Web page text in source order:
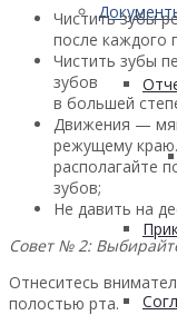
Чистить зубы
после каждого
Чистить зубы
зубов
в большей
Движения —
режущему
располагайте
зубов;
Не давить на
Совет № 2:
Отнеситесь
полостью рта.